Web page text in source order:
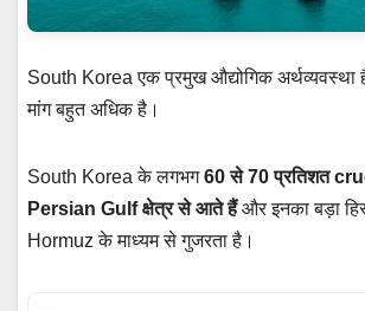
South Korea एक प्रमुख औद्योगिक अर्थव्यवस्था
मांग बहुत अधिक है।
South Korea के लगभग60 से 70 प्रतिशत
Persian Gulf क्षेत्र से आते हैंऔर इनका बड़ा
Hormuz के माध्यम से गुजरता है।